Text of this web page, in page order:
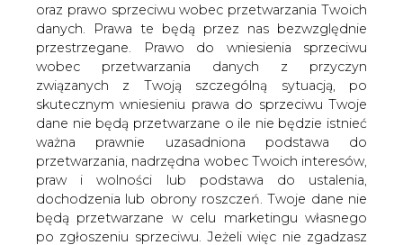
oraz prawo sprzeciwu wobec przetwarzania Twoich
danych. Prawa te będą przez nas bezwzględnie
przestrzegane. Prawo do wniesienia sprzeciwu
wobec przetwarzania danych z przyczyn
związanych z Twoją szczególną sytuacją, po
skutecznym wniesieniu prawa do sprzeciwu Twoje
dane nie będą przetwarzane o ile nie będzie istnieć
ważna prawnie uzasadniona podstawa do
przetwarzania, nadrzędna wobec Twoich interesów,
praw i wolności lub podstawa do ustalenia,
dochodzenia lub obrony roszczeń. Twoje dane nie
będą przetwarzane w celu marketingu własnego
po zgłoszeniu sprzeciwu. Jeżeli więc nie zgadzasz
Pod koniec lipca w Południowym
Koncernie Energetycznym pracowały
wszystkie bloki poza jednostkami
znajdującymi się w remontach. Na
skutek decyzji operatora przesunięto
terminy niektórych prac. Przywrócono
nawet do ruchu blok w odstawionej na
lato do zimnej rezerwy Elektrowni
Halemba, pełną parą pracowały także
stare bloki w Elektrowni II w Jaworznie,
Łagiszy, Bielsku i Blachowni.